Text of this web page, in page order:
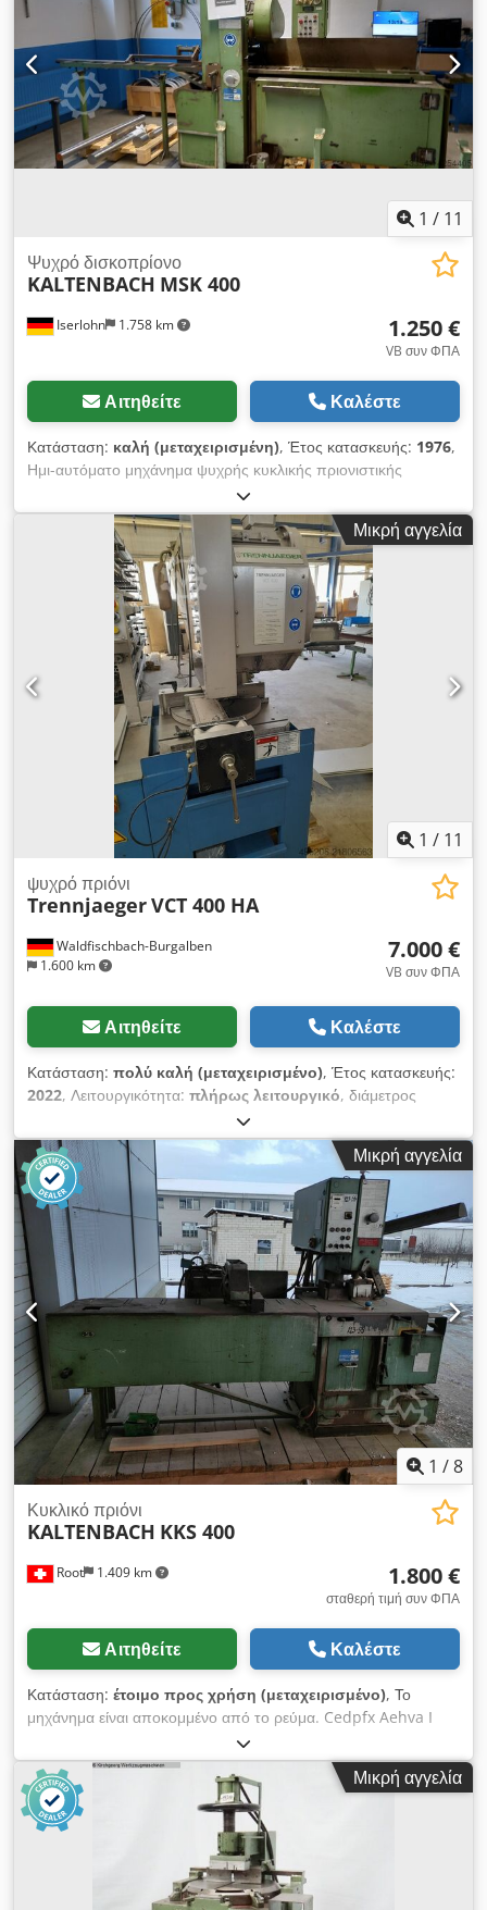
Μονάδα ελέγχου minipos 807 Συνολική απαίτηση ισχύος 4,3
kW Βάρος μηχανήματος περίπου 850 kg Διαστάσεις
μηχανήματος Μ x Π x Υ 1,20 x 1,20 x 1,82 m Αξεσουάρ:
Μεταφορέας κυλίνδρων εισόδου και εξόδου μήκους περίπου
4000 mm έκαστος, στοπ NC, συσκευή ψύξης
1 / 11
Iserlohn 1.758 km
Ψυχρό δισκοπρίονο
KALTENBACH MSK 400
1.250 €
VB συν ΦΠΑ
Αιτηθείτε Καλέστε
Κατάσταση: καλή (μεταχειρισμένη), Έτος κατασκευής: 1976,
Ημι-αυτόματο μηχάνημα ψυχρής κυκλικής πριονιστικής
μηχανής KALTENBACH Τύπος : MSK 400 Έτος 1976 με
κυλινδρικό τραπέζι. Εύρος κοπής Στρογγυλό χαλί μέγ.: 135
mm Cjdpfx Asqxamgokrsrf Επίπεδο χαλί max : 200 X 80 mm
Μηχανή σε καλή κατάσταση, διαθέσιμες οδηγίες λειτουργίας.
Μικρή αγγελία
1 / 11
Waldfischbach-Burgalben
1.600 km
ψυχρό πριόνι
TrennjaegerVCT 400 HA
7.000 €
VB συν ΦΠΑ
Αιτηθείτε Καλέστε
Κατάσταση: πολύ καλή (μεταχειρισμένο), Έτος κατασκευής:
2022, Λειτουργικότητα: πλήρως λειτουργικό, διάμετρος
, μέγιστο ύψος κοπής:
Εύρος κοπής στρογγυλού χάλυβα στις 45°:120 χιλ., είδος
εισερχόμενου ρεύματος:
Κλιματισμός, Σταθερό ψυχρό κυκλικό
πριόνι με πνευματική σύσφιξη τεμαχίου Σύσφιξη, πριόνισμα,
επιστροφή στην αρχική θέση, άνοιγμα σε αυτόματη λειτουργία
Απείρατη ρύθμιση προώθησης Σύστημα ελαχίστης ποσότητας
λίπανσης + συσκευή ψύξης Διάμετρος πριονόδισκου από 375
έως 425mm Μηχανισμός μίτρας 45° - 90° - -45° - -30°
Cedpfxoy Httde Akrerf Τομέας κοπής με πριονόδισκο
400mm: Επίπεδο: 210 x 120mm Κοπή με μίτρα: 145 x
120mm Στρογγυλό: διάμετρος 140mm Κοπή με μίτρα: 120mm
Τριφασικός κινητήρας με εναλλαγή πόλων για τον πριονόδισκο
– περιφερειακή ταχύτητα 22 + 44m/λεπτό Τάση: 400V
Μικρή αγγελία
1 /8
Root 1.409 km
Κυκλικό πριόνι
KALTENBACH KKS 400
1.800 €
σταθερή τιμή συν ΦΠΑ
Αιτηθείτε Καλέστε
Κατάσταση: έτοιμο προς χρήση (μεταχειρισμένο), Το
μηχάνημα είναι αποκομμένο από το ρεύμα. Cedpfx Aehva I
Μικρή αγγελία